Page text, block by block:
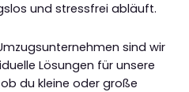
und stressfrei abläuft.
sind wir
Lösungen für unsere
du kleine oder große